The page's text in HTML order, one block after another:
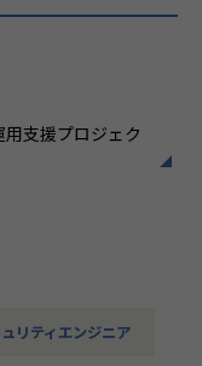
化・メンバー育
メントの両方の
にセキュリティ
統制の設計、IS
ログ・パフォー
支援プロジェク
IR）体制構築の
ーニング方針の
バー育成、デリ
リティエンジニア